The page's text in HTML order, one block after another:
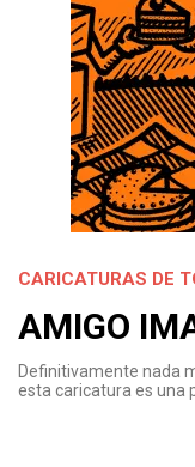
CARICATURAS DE
AMIGO
Definitivamente nada
esta caricatura es una